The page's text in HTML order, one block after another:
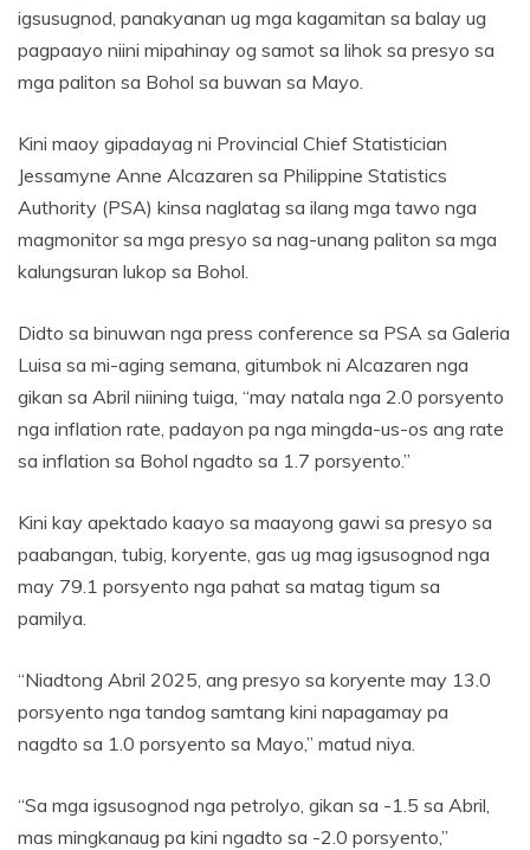
igsusugnod, panakyanan ug mga kagamitan sa balay ug
pagpaayo niini mipahinay og samot sa lihok sa presyo sa
mga paliton sa Bohol sa buwan sa Mayo.
Kini maoy gipadayag ni Provincial Chief Statistician
Jessamyne Anne Alcazaren sa Philippine Statistics
Authority (PSA) kinsa naglatag sa ilang mga tawo nga
magmonitor sa mga presyo sa nag-unang paliton sa mga
kalungsuran lukop sa Bohol.
Didto sa binuwan nga press conference sa PSA sa Galeria
Luisa sa mi-aging semana, gitumbok ni Alcazaren nga
gikan sa Abril niining tuiga, “may natala nga 2.0 porsyento
nga inflation rate, padayon pa nga mingda-us-os ang rate
sa inflation sa Bohol ngadto sa 1.7 porsyento.”
Kini kay apektado kaayo sa maayong gawi sa presyo sa
paabangan, tubig, koryente, gas ug mag igsusognod nga
may 79.1 porsyento nga pahat sa matag tigum sa
pamilya.
“Niadtong Abril 2025, ang presyo sa koryente may 13.0
porsyento nga tandog samtang kini napagamay pa
nagdto sa 1.0 porsyento sa Mayo,” matud niya.
“Sa mga igsusognod nga petrolyo, gikan sa -1.5 sa Abril,
mas mingkanaug pa kini ngadto sa -2.0 porsyento,”